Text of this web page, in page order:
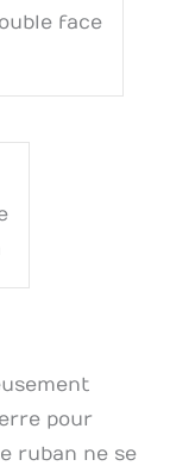
face
pour
ruban ne se